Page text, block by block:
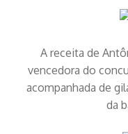
A receita de
vencedora do
acompanhada de
da